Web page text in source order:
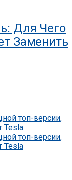
Для Чего
Заменить